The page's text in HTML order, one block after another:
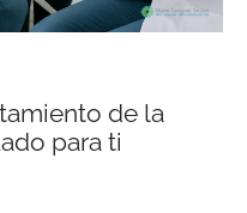
de la
para ti